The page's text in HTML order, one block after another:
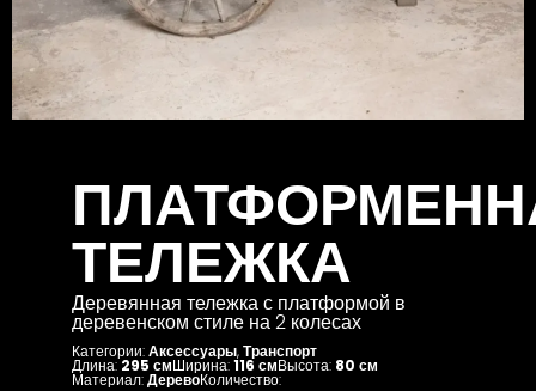
ТЕЛЕЖКА
Деревянная тележка с платформой в
деревенском стиле на 2 колесах
Категории:Аксессуары,Транспорт
Длина:295 смШирина:116 смВысота: 80 см
Материал:ДеревоКоличество: